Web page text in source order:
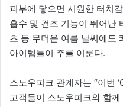
피부에 닿으면 시원한 터치
흡수 및 건조 기능이 뛰어난
츠 등 무더운 여름 날씨에도
아이템들이 주를 이룬다.
스노우피크 관계자는 “이번
고객들이 스노우피크와 함